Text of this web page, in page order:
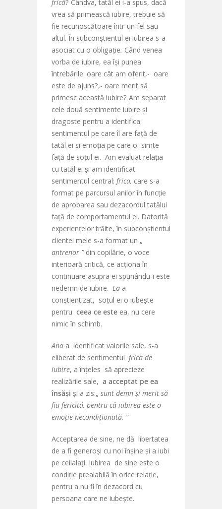
frică? Cândva, tatăl ei i-a spus, dacă
vrea să primească iubire, trebuie să
fie recunoscătoare într-un fel sau
altul. În subconștientul ei iubirea s-a
asociat cu o obligație. Când venea
vorba de iubire, ea își punea
întrebările: oare cât am oferit,- oare
este de ajuns?,- oare merit să
primesc această iubire? Am separat
cele două sentimente iubire și
dragoste pentru a identifica
sentimentul pe care îl are față de
tatăl ei și emoția pe care o simte
față de soțul ei. Am evaluat relația
cu tatăl ei și am identificat
sentimentul central: frica, care s-a
format pe parcursul anilor în funcție
de aprobarea sau dezacordul tatălui
față de comportamentul ei. Datorită
experiențelor trăite, în subconștientul
clientei mele s-a format un „
antrenor ”din copilărie, o voce
interioară critică, ce acționa în
continuare asupra ei spunându-i este
nedemn de iubire. Ea a
conștientizat, soțul ei o iubește
pentru ceea ce este ea, nu cere
nimic în schimb.
Ana a identificat valorile sale, s-a
eliberat de sentimentul frica de
iubire, a înțeles să aprecieze
realizările sale, a acceptat pe ea
însăși și a zis:„ sunt demn și merit să
fiu fericită, pentru că iubirea este o
emoție necondiționată. ”
Acceptarea de sine, ne dă libertatea
de a fi generoși cu noi înșine și a iubi
pe ceilalați. Iubirea de sine este o
condiție prealabilă în orice relație,
pentru a nu fi în dezacord cu
persoana care ne iubește.